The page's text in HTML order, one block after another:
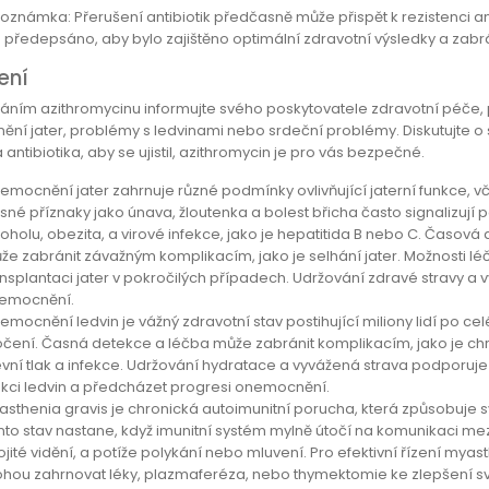
Přerušení antibiotik předčasně může přispět k rezistenci
předepsáno, aby bylo zajištěno optimální zdravotní výsledky a
azithromycinu informujte svého poskytovatele zdravotní
jater, problémy s ledvinami nebo srdeční problémy. Diskutujte
antibiotika, aby se ujistil, azithromycin je pro vás bezpečné.
jater zahrnuje různé podmínky ovlivňující jaterní funkce,
příznaky jako únava, žloutenka a bolest břicha často signalizují
obezita, a virové infekce, jako je hepatitida B nebo C.
zabránit závažným komplikacím, jako je selhání jater. Možnosti
jater v pokročilých případech. Udržování zdravé stravy a
ledvin je vážný zdravotní stav postihující miliony lidí po
Časná detekce a léčba může zabránit komplikacím, jako je
tlak a infekce. Udržování hydratace a vyvážená strava
ledvin a předcházet progresi onemocnění.
gravis je chronická autoimunitní porucha, která způsobuje
stav nastane, když imunitní systém mylně útočí na komunikaci
vidění, a potíže polykání nebo mluvení. Pro efektivní řízení
zahrnovat léky, plazmaferéza, nebo thymektomie ke zlepšení